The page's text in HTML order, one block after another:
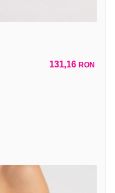
131,16 RON